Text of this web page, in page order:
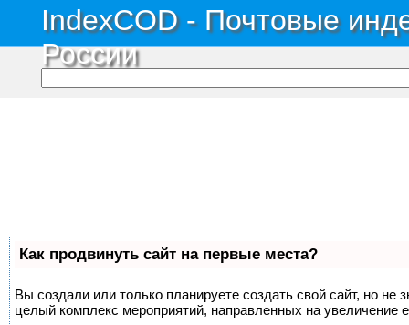
IndexCOD - Почтовые
России
Как продвинуть сайт на первые места?
Вы создали или только планируете создать свой сайт, но не
целый комплекс мероприятий, направленных на увеличение